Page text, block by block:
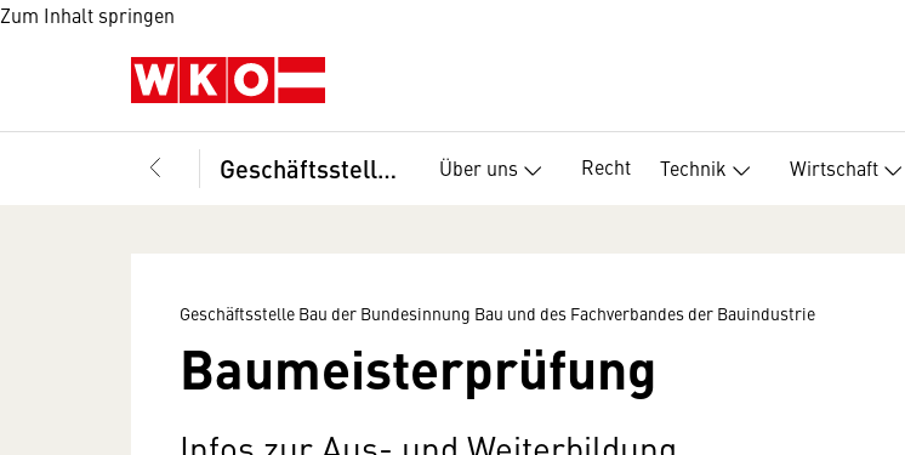
Zum Inhalt springen
Geschäftsstelle Bau der Bundesinnung Bau und des Fachverbandes der Bauindustrie Über uns Recht Technik Wirtschaft
Geschäftsstelle Bau der Bundesinnung Bau und des Fachverbandes der Bauindustrie
Baumeisterprüfung